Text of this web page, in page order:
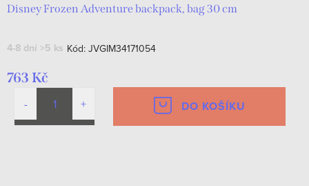
Disney Frozen Adventure backpack, bag 30 cm
4-8 dní >5 ks Kód: JVGIM34171054
763 Kč
DO KOŠÍKU